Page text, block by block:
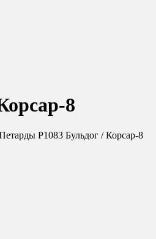
8
Р1083 Бульдог / Корсар-8